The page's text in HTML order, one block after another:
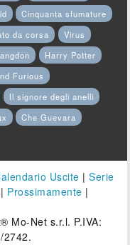
Cinquanta sfumature
da corsa
Virus
Harry Potter
Furious
Il signore degli anelli
Che Guevara
Uscite |Serie
| Prossimamente |
Mo-Net s.r.l. P.IVA:
2742.